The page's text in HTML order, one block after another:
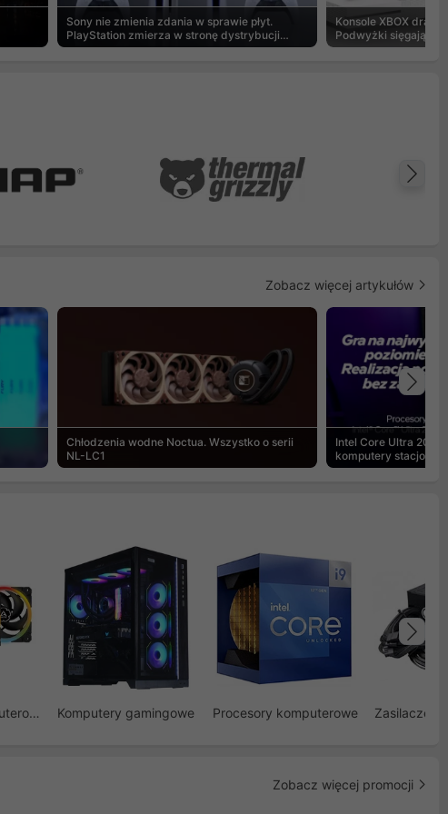
Sony nie zmienia zdania w sprawie płyt.
PlayStation zmierza w stronę dystrybucji
cyfrowej
Konsole XBOX
Podwyżki sięgają
Zobacz więcej artykułów
Chłodzenia wodne Noctua. Wszystko o serii
NL-LC1
Intel Core Ultra 200S
komputery
Wentylatory komputerowe Komputery gamingowe Procesory komputerowe Zasilacze
Zobacz więcej promocji